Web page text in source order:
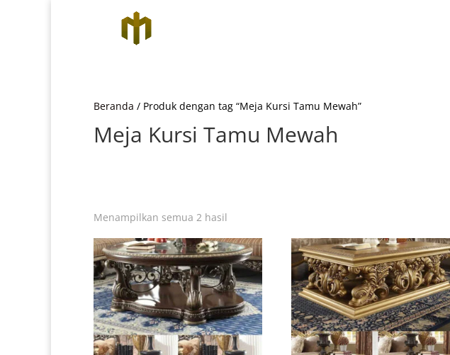
Beranda / Produk dengan tag “Meja Kursi Tamu Mewah”
Meja Kursi Tamu Mewah
Menampilkan semua 2 hasil
yang
terbaru